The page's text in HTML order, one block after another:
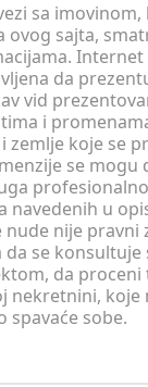
sa imovinom,
ovog sajta,
Internet
da
vid
i
zemlje koje se
se mogu
navedenih u
nije pravni
da se konsultuje
da proceni
nekretnini, koje
spavaće sobe.